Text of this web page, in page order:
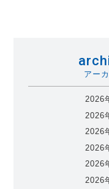
アー
2026
2026
2026
2026
2026
2026